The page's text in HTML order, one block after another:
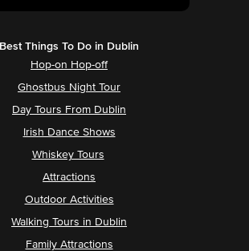
Best Things To Do in Dublin
Hop-on Hop-off
Ghostbus Night Tour
Day Tours From Dublin
Irish Dance Shows
Whiskey Tours
Attractions
Outdoor Activities
Walking Tours in Dublin
Family Attractions